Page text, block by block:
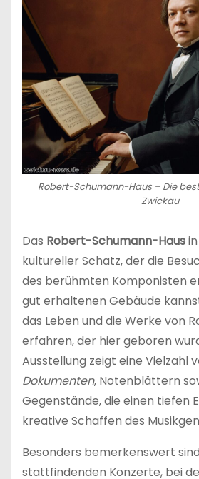
Robert-Schumann-Haus – Die
Zwickau
Das Robert-Schumann-Haus
kultureller Schatz, der die
des berühmten Komponisten
gut erhaltenen Gebäude
das Leben und die Werke von
erfahren, der hier geboren
Ausstellung zeigt eine Vielzahl
Dokumenten, Notenblättern
Gegenstände, die einen tiefen
kreative Schaffen des
Besonders bemerkenswert
stattfindenden Konzerte, bei